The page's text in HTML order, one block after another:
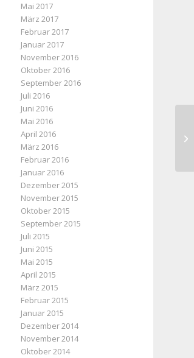
Mai 2017
März 2017
Februar 2017
Januar 2017
November 2016
Oktober 2016
September 2016
Juli 2016
Juni 2016
Mai 2016
April 2016
März 2016
Februar 2016
Januar 2016
Dezember 2015
November 2015
Oktober 2015
September 2015
Juli 2015
Juni 2015
Mai 2015
April 2015
März 2015
Februar 2015
Januar 2015
Dezember 2014
November 2014
Oktober 2014